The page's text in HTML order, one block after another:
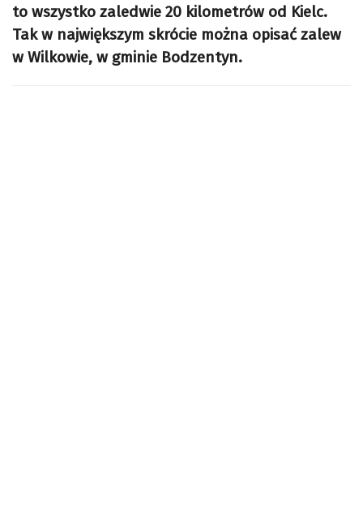
to wszystko zaledwie 20 kilometrów od Kielc.
Tak w największym skrócie można opisać zalew
w Wilkowie, w gminie Bodzentyn.